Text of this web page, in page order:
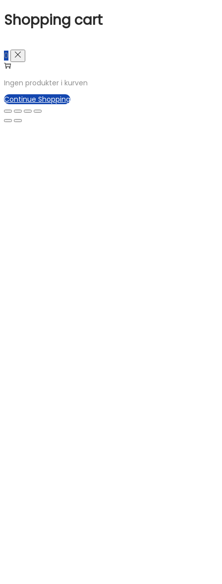
Shopping cart
0
Ingen produkter i kurven
Continue Shopping